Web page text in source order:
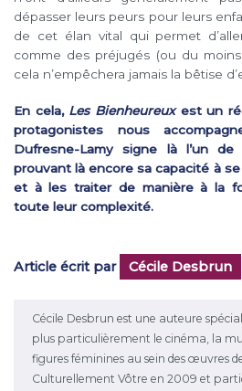
dépasser leurs peurs pour leurs
de cet élan vital qui permet
comme des préjugés (ou du
cela n’empêchera jamais la bêtise
En cela, Les Bienheureuxest un
protagonistes nous
Dufresne-Lamy signe là l’un
prouvant là encore sa capacité à
et à les traiter de manière à la
toute leur complexité.
Article écrit par Cécile Desbrun
Cécile Desbrun est une auteure
plus particulièrement le cinéma, la
figures féminines au sein des œuvres
Culturellement Vôtre en 2009 et